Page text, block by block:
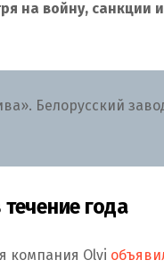
на войну, санкции
Белорусский
года
компания Olvi